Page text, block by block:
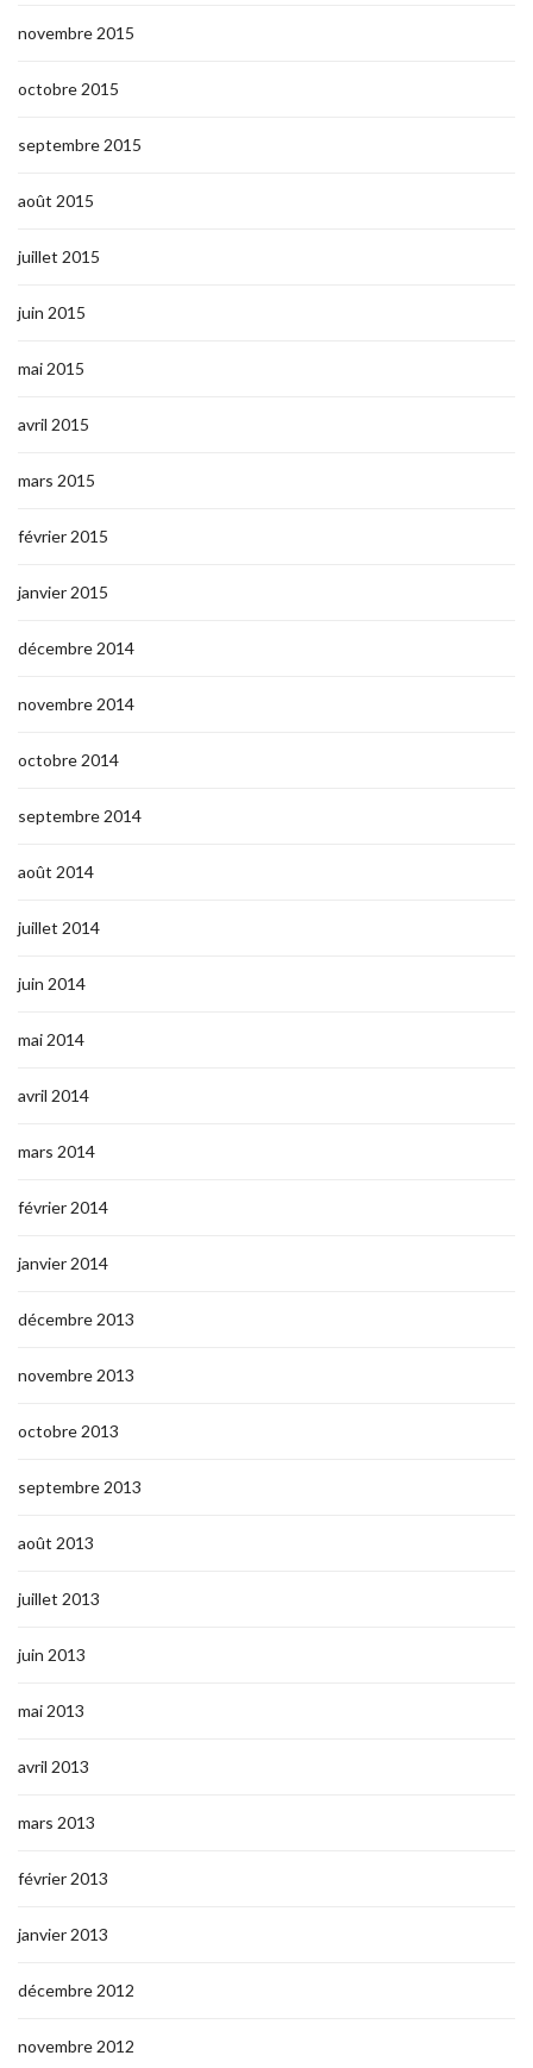
novembre 2015
octobre 2015
septembre 2015
août 2015
juillet 2015
juin 2015
mai 2015
avril 2015
mars 2015
février 2015
janvier 2015
décembre 2014
novembre 2014
octobre 2014
septembre 2014
août 2014
juillet 2014
juin 2014
mai 2014
avril 2014
mars 2014
février 2014
janvier 2014
décembre 2013
novembre 2013
octobre 2013
septembre 2013
août 2013
juillet 2013
juin 2013
mai 2013
avril 2013
mars 2013
février 2013
janvier 2013
décembre 2012
novembre 2012